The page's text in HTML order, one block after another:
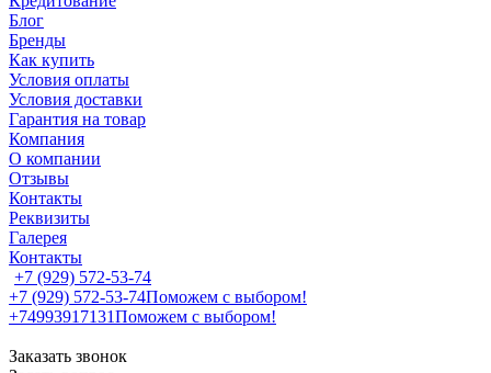
Блог
Бренды
Как купить
Условия оплаты
Условия доставки
Гарантия на товар
Компания
О компании
Отзывы
Контакты
Реквизиты
Галерея
Контакты
+7 (929) 572-53-74
+7 (929) 572-53-74Поможем с выбором!
+74993917131Поможем с выбором!
Заказать звонок